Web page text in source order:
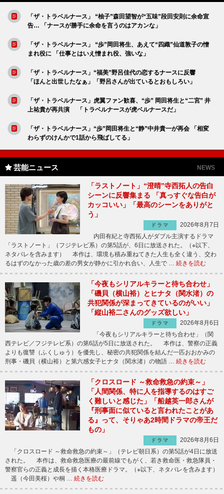
「ザ・トラベルナース」 “柚子”森田望智が“五味”段田安則に余命宣
告… 「ナースが勝手に余命を言うのはアカンな」
「ザ・トラベルナース」 “歩”岡田将生、あえて“四織”仙道敦子の憎
まれ役に 「仕事とはいえ憎まれ役、強いな」
「ザ・トラベルナース」“福美”野呂佳代の恋するナースに反響
「ほんと出世したなぁ」「野呂さんが出ているとおもしろい」
「ザ・トラベルナース」虎翼ファン歓喜、“歩” 岡田将生と“二宮” 井
上祐貴が再共演 「トラベルナースが虎ベルナースだ」
「ザ・トラベルナース」“歩”岡田将生と“静”中井貴一が再会 「相変
わらずのけんかで1話から飛ばしてる」
芸能ニュース NEWS
「ラストノート」“澄晴”寺西拓人の告白
シーンに反響集まる 「真っすぐな告白が
カッコいい」「最高のシーンをありがと
う」
ドラマ
2026年8月7日
内田有紀と寺西拓人がダブル主演するドラマ
「ラストノート」（フジテレビ系）の第5話が、6日に放送された。（※以下、
ネタバレを含みます） 本作は、環境も積み重ねてきた人生も全く違う、交わ
るはずのなかった歳の差の男女が静かに引かれ合い、人生で … 続きを読む
「今夜もシリアルキラーと待ち合わせ」
「磯貝（横山裕）とヒナタ（関水渚）の
共犯関係が深まってきているのがいい」
「縦山裕二さんのグッズ欲しい」
ドラマ
2026年8月6日
「今夜もシリアルキラーと待ち合わせ」（関
西テレビ／フジテレビ系）の第6話が5日に放送された。 本作は、警察の正義
よりも復讐（ふくしゅう）を優先し、秘密の共犯関係を結んだ一匹おおかみの
刑事・磯貝（横山裕）と第六感女子ヒナタ（関水渚）の物語 … 続きを読む
「クロスロード ～救命救急の約束～」
「人間関係、特に人を指導するのはすご
く難しいと感じた」「船越英一郎さんが
『刑事面に似ていると言われたことがあ
る』って、そりゃあ2時間ドラマの帝王だ
もの」
ドラマ
2026年8月6日
「クロスロード ～救命救急の約束～」（テレビ朝日系）の第5話が4日に放送
された。 本作は、救命救急医療の最前線でもがく、若き救命医・救急隊員・
警察官らの正義と成長を描く本格医療ドラマ。（※以下、ネタバレを含みます）
遥（今田美桜）や桐 … 続きを読む